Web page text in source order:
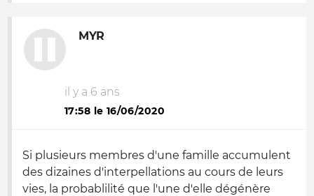
MYR
il y a 6 ans
17:58 le 16/06/2020
Si plusieurs membres d'une famille accumulent
des dizaines d'interpellations au cours de leurs
vies, la probablilité que l'une d'elle dégénère